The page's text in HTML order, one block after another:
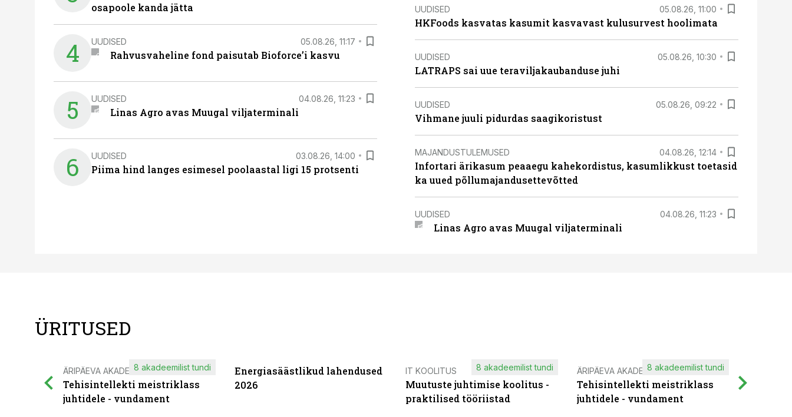
osapoole kanda jätta
4 UUDISED 05.08.26, 11:17
Rahvusvaheline fond paisutab Bioforce’i kasvu
5 UUDISED 04.08.26, 11:23
Linas Agro avas Muugal viljaterminali
6 UUDISED 03.08.26, 14:00
Piima hind langes esimesel poolaastal ligi 15 protsenti
UUDISED 05.08.26, 11:00
HKFoods kasvatas kasumit kasvavast kulusurvest hoolimata
UUDISED 05.08.26, 10:30
LATRAPS sai uue teraviljakaubanduse juhi
UUDISED 05.08.26, 09:22
Vihmane juuli pidurdas saagikoristust
MAJANDUSTULEMUSED 04.08.26, 12:14
Infortari ärikasum peaaegu kahekordistus, kasumlikkust toetasid
ka uued põllumajandusettevõtted
UUDISED 04.08.26, 11:23
Linas Agro avas Muugal viljaterminali
ÜRITUSED
ÄRIPÄEVA AKADEEMIA
Tehisintellekti meistriklass
juhtidele - vundament
8 akadeemilist tundi
Energiasäästlikud lahendused
2026
IT KOOLITUS
Muutuste juhtimise koolitus -
praktilised tööriistad
8 akadeemilist tundi ÄRIPÄEVA AKADEEMIA
Tehisintellekti meistriklass
juhtidele - vundament
8 akadeemilist tundi